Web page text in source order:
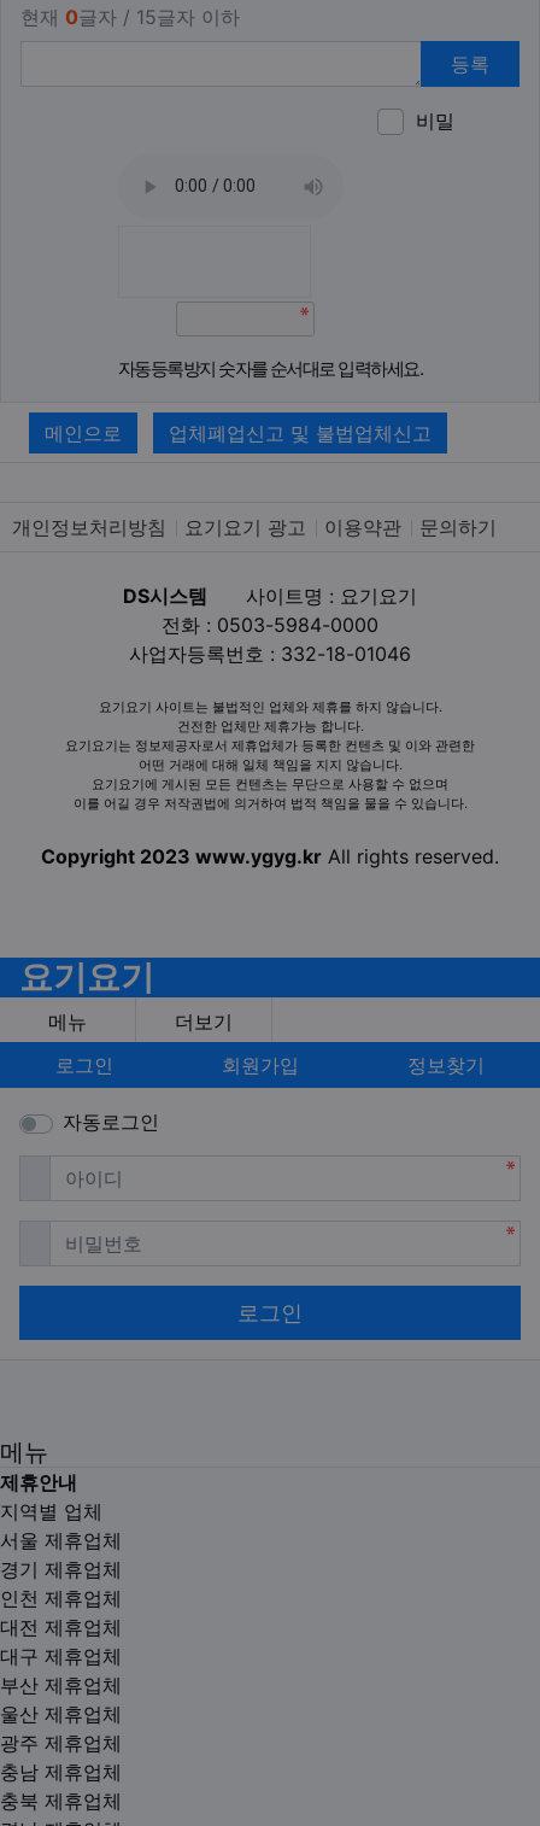
현재 0글자 / 15글자 이하
등록
비밀
자동등록방지 숫자를 순서대로 입력하세요.
메인으로 업체폐업신고 및 불법업체신고
개인정보처리방침 요기요기 광고 이용약관 문의하기
DS시스템
사이트명 : 요기요기
전화 : 0503-5984-0000
사업자등록번호 : 332-18-01046
요기요기 사이트는 불법적인 업체와 제휴를 하지 않습니다.
건전한 업체만 제휴가능 합니다.
요기요기는 정보제공자로서 제휴업체가 등록한 컨텐츠 및 이와 관련한
어떤 거래에 대해 일체 책임을 지지 않습니다.
요기요기에 게시된 모든 컨텐츠는 무단으로 사용할 수 없으며
이를 어길 경우 저작권법에 의거하여 법적 책임을 물을 수 있습니다.
Copyright 2023 www.ygyg.kr All rights reserved.
요기요기
메뉴
더보기
로그인
회원가입 정보찾기
자동로그인
아이디 필수
비밀번호필수
로그인
메뉴
제휴안내
지역별 업체
서울 제휴업체
경기 제휴업체
인천 제휴업체
대전 제휴업체
대구 제휴업체
부산 제휴업체
울산 제휴업체
광주 제휴업체
충남 제휴업체
충북 제휴업체